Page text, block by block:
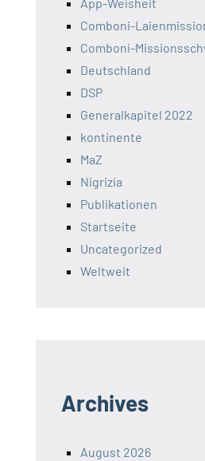
Comboni-
Comboni-
Deutschland
DSP
Generalkapitel 2022
kontinente
MaZ
Nigrizia
Publikationen
Startseite
Uncategorized
Weltweit
Archives
August 2026